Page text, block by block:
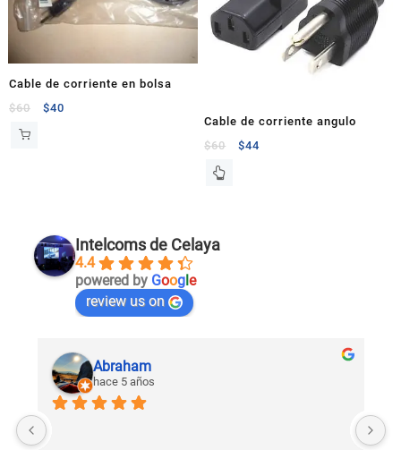
Cable de corriente en bolsa
$60 $40
Cable de corriente angulo
$60 $44
Intelcoms de Celaya
4.4
powered by Google
review us on
Abraham
hace 5 años